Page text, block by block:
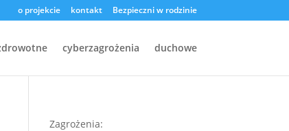
o projekcie kontakt Bezpieczni w rodzinie
cyberzagrożenia duchowe
Zagrożenia: